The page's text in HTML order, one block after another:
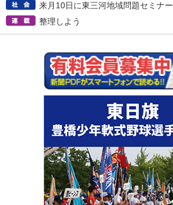
来月10日に東三河地域問題セミナー
整理しよう